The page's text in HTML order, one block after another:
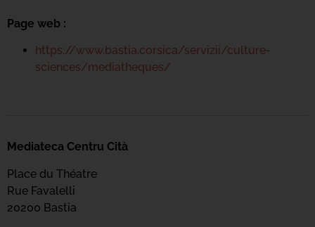
Page web :
https://www.bastia.corsica/servizii/culture-
sciences/mediatheques/
Mediateca Centru Cità
Place du Théatre
Rue Favalelli
20200 Bastia